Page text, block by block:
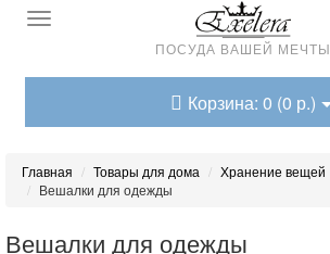
ПОСУДА ВАШЕЙ МЕЧТЫ
Корзина: 0 (0 р.)
Главная Товары для дома
Хранение вещей
Вешалки для одежды
Вешалки для одежды